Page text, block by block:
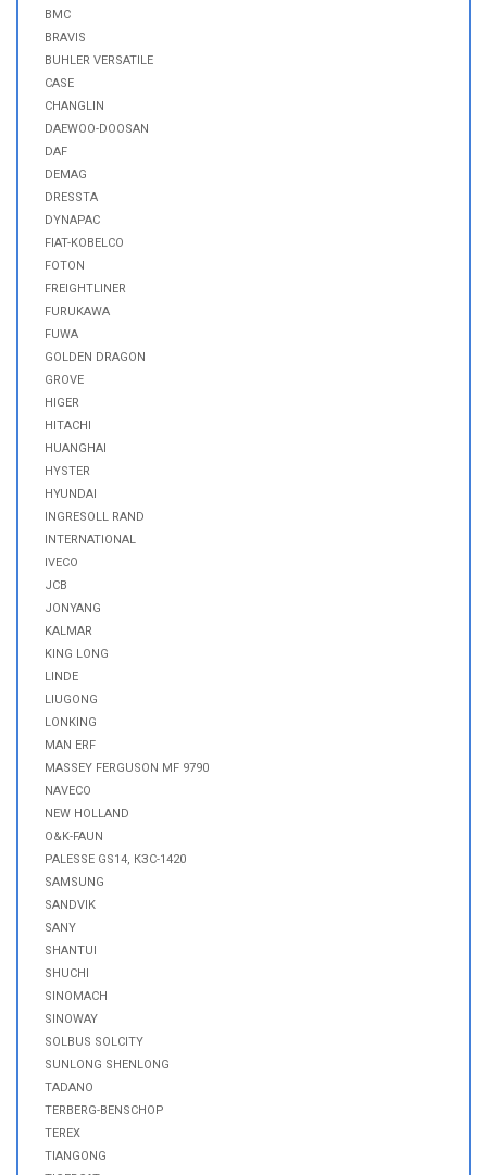
BMC
BRAVIS
BUHLER VERSATILE
CASE
CHANGLIN
DAEWOO-DOOSAN
DAF
DEMAG
DRESSTA
DYNAPAC
FIAT-KOBELCO
FOTON
FREIGHTLINER
FURUKAWA
FUWA
GOLDEN DRAGON
GROVE
HIGER
HITACHI
HUANGHAI
HYSTER
HYUNDAI
INGRESOLL RAND
INTERNATIONAL
IVECO
JCB
JONYANG
KALMAR
KING LONG
LINDE
LIUGONG
LONKING
MAN ERF
MASSEY FERGUSON MF 9790
NAVECO
NEW HOLLAND
O&K-FAUN
PALESSE GS14, КЗС-1420
SAMSUNG
SANDVIK
SANY
SHANTUI
SHUCHI
SINOMACH
SINOWAY
SOLBUS SOLCITY
SUNLONG SHENLONG
TADANO
TERBERG-BENSCHOP
TEREX
TIANGONG